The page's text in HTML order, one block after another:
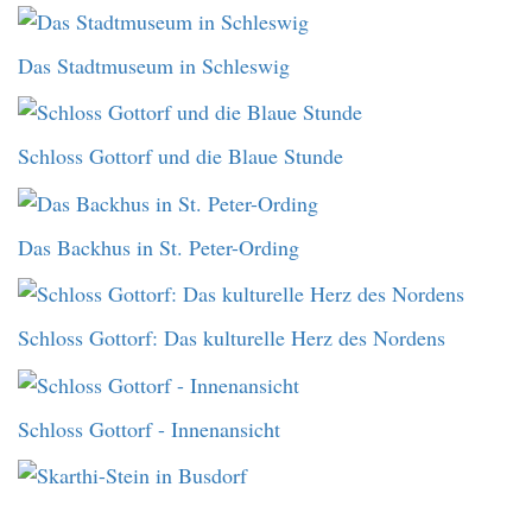
Das Stadtmuseum in Schleswig
Schloss Gottorf und die Blaue Stunde
Das Backhus in St. Peter-Ording
Schloss Gottorf: Das kulturelle Herz des Nordens
Schloss Gottorf - Innenansicht